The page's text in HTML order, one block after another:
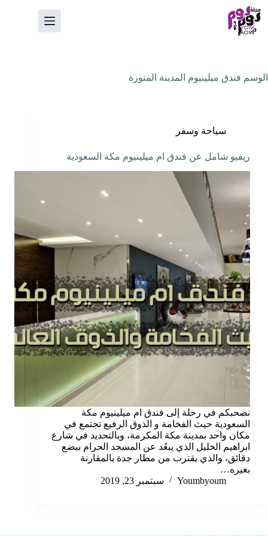
التجاوز
إلى
المحتوى
الوسم فندق ميلينيوم المدينة المنورة
سياحة وسفر
ريفيو شامل عن فندق ام ميلينيوم مكة السعودية
نصحبكم في رحلة إلى فندق ام ميلينيوم مكة
السعودية حيث الفخامة و الذوق الرفيع تجتمع في
مكان واحد بمدينة مكة المكرمة، وبالتحديد في شارع
ابراهيم الخليل الذي يبعُد عن المسجد الحرام ببضع
دقائق، والذي يقترب من مطار جدة بالمقارنة
بغيره…
Youmbyoum
سبتمبر 23, 2019